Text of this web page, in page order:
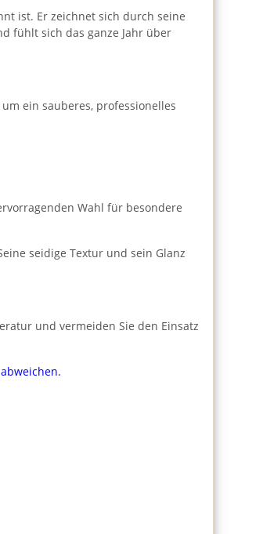
ist. Er zeichnet sich durch seine
fühlt sich das ganze Jahr über
ein sauberes, professionelles
Wahl für besondere
seidige Textur und sein Glanz
und vermeiden Sie den Einsatz